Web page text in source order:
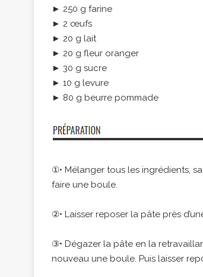
► 250 g farine
► 2 œufs
► 20 g lait
► 20 g fleur oranger
► 30 g sucre
► 10 g levure
► 80 g beurre pommade
①• Mélanger tous les ingrédients,
faire une boule.
②• Laisser reposer la pâte près
③• Dégazer la pâte en la
nouveau une boule. Puis laisser